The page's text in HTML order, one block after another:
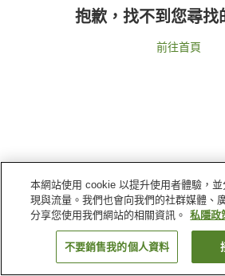
抱歉，找不到您尋找
前往首頁
本網站使用 cookie 以提升使用者體驗，
現與流量。我們也會向我們的社群媒體、
分享您使用我們網站的相關資訊。
私隱政
不要銷售我的個人資料